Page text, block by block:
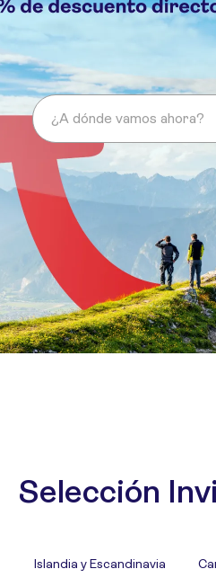
¿A dónde vamos ahora?
Selección
Islandia y Escandinavia